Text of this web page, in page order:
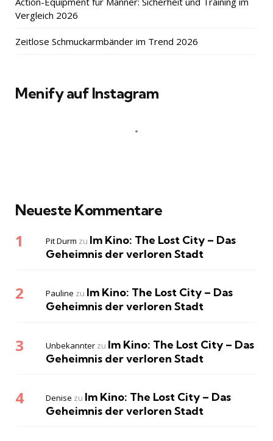
Vergleich 2026
Zeitlose Schmuckarmbänder im Trend 2026
Menify auf Instagram
Neueste Kommentare
Pit Durm zu Im Kino: The Lost City – Das
Geheimnis der verloren Stadt
Pauline zu Im Kino: The Lost City – Das
Geheimnis der verloren Stadt
Unbekannter zu Im Kino: The Lost City – Das
Geheimnis der verloren Stadt
Denise zu Im Kino: The Lost City – Das
Geheimnis der verloren Stadt